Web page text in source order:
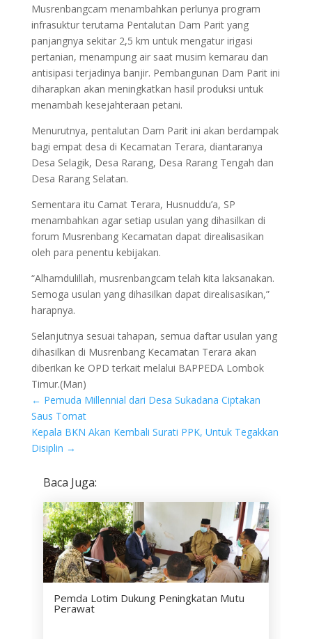
Musrenbangcam menambahkan perlunya program
infrasuktur terutama Pentalutan Dam Parit yang
panjangnya sekitar 2,5 km untuk mengatur irigasi
pertanian, menampung air saat musim kemarau dan
antisipasi terjadinya banjir. Pembangunan Dam Parit ini
diharapkan akan meningkatkan hasil produksi untuk
menambah kesejahteraan petani.
Menurutnya, pentalutan Dam Parit ini akan berdampak
bagi empat desa di Kecamatan Terara, diantaranya
Desa Selagik, Desa Rarang, Desa Rarang Tengah dan
Desa Rarang Selatan.
Sementara itu Camat Terara, Husnuddu’a, SP
menambahkan agar setiap usulan yang dihasilkan di
forum Musrenbang Kecamatan dapat direalisasikan
oleh para penentu kebijakan.
“Alhamdulillah, musrenbangcam telah kita laksanakan.
Semoga usulan yang dihasilkan dapat direalisasikan,”
harapnya.
Selanjutnya sesuai tahapan, semua daftar usulan yang
dihasilkan di Musrenbang Kecamatan Terara akan
diberikan ke OPD terkait melalui BAPPEDA Lombok
Timur.(Man)
← Pemuda Millennial dari Desa Sukadana Ciptakan
Saus Tomat
Kepala BKN Akan Kembali Surati PPK, Untuk Tegakkan
Disiplin →
Baca Juga:
Pemda Lotim Dukung Peningkatan Mutu
Perawat